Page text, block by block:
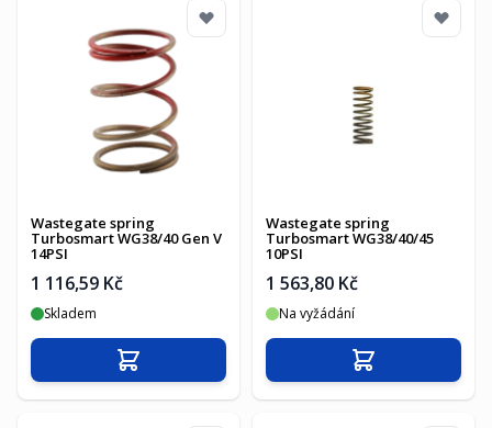
Wastegate spring
Turbosmart WG38/40 Gen V
14PSI
1 116,59 Kč
Skladem
Přidat do košíku
Wastegate spring
Turbosmart WG38/40/45
10PSI
1 563,80 Kč
Na vyžádání
Přidat do košíku